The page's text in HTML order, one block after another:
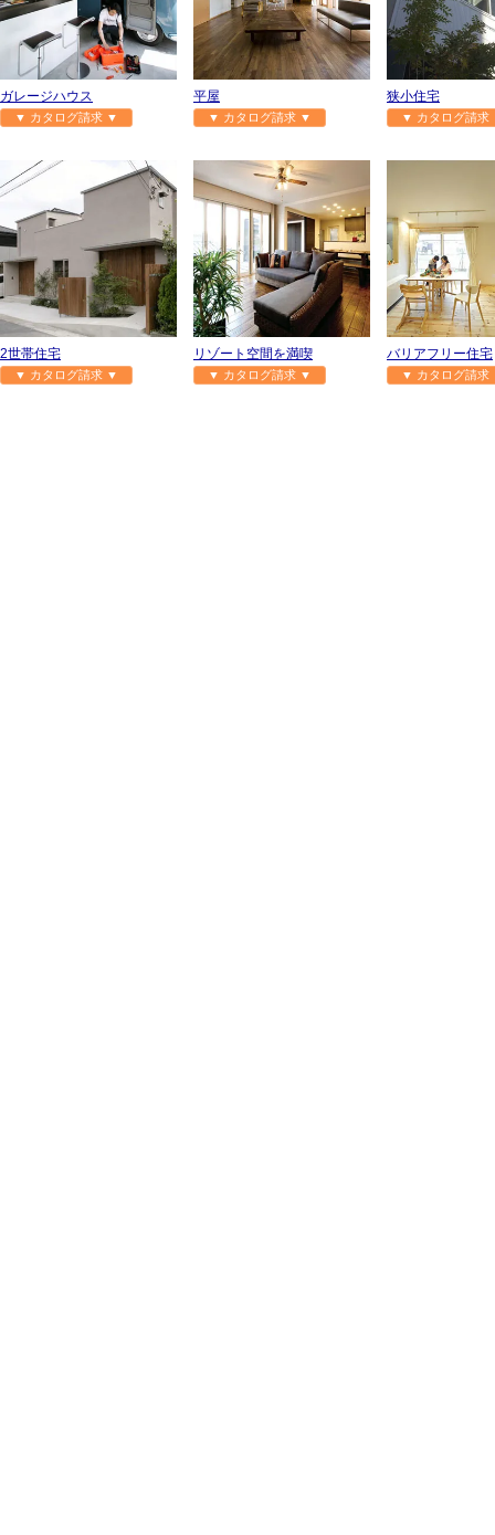
ガレージハウス
▼ カタログ請求 ▼
平屋
▼ カタログ請求 ▼
狭小住宅
▼ カタログ請
2世帯住宅
▼ カタログ請求 ▼
リゾート空間を満喫
▼ カタログ請求 ▼
バリアフリー住宅
▼ カタログ請